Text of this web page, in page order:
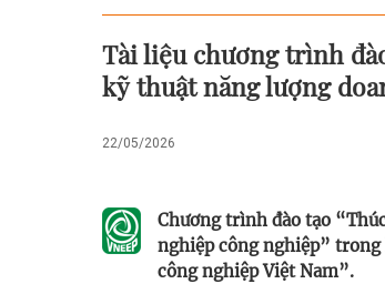
Tài liệu chương trình
kỹ thuật năng lượng
22/05/2026
Chương trình đào tạo
nghiệp công nghiệp”
công nghiệp Việt Nam”.